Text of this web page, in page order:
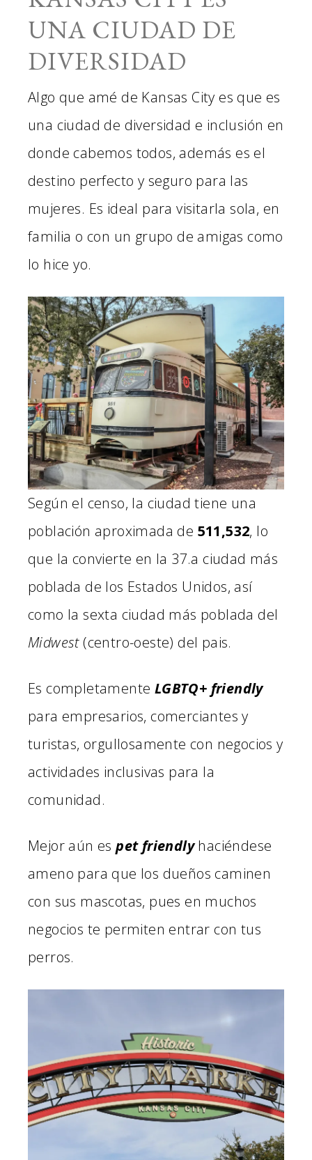
UNA CIUDAD DE
DIVERSIDAD
Algo que amé de Kansas City es que es
una ciudad de diversidad e inclusión en
donde cabemos todos, además es el
destino perfecto y seguro para las
mujeres. Es ideal para visitarla sola, en
familia o con un grupo de amigas como
lo hice yo.
Según el censo, la ciudad tiene una
población aproximada de 511,532, lo
que la convierte en la 37.a ciudad más
poblada de los Estados Unidos, así
como la sexta ciudad más poblada del
Midwest(centro-oeste) del pais.
Es completamente LGBTQ+ friendly
para empresarios, comerciantes y
turistas, orgullosamente con negocios y
actividades inclusivas para la
comunidad.
Mejor aún espet friendlyhaciéndese
ameno para que los dueños caminen
con sus mascotas, pues en muchos
negocios te permiten entrar con tus
perros.